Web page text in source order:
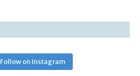
Follow on Instagram